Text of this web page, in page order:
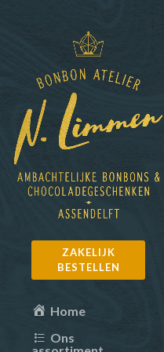
ZAKELIJK
BESTELLEN
Home
Ons